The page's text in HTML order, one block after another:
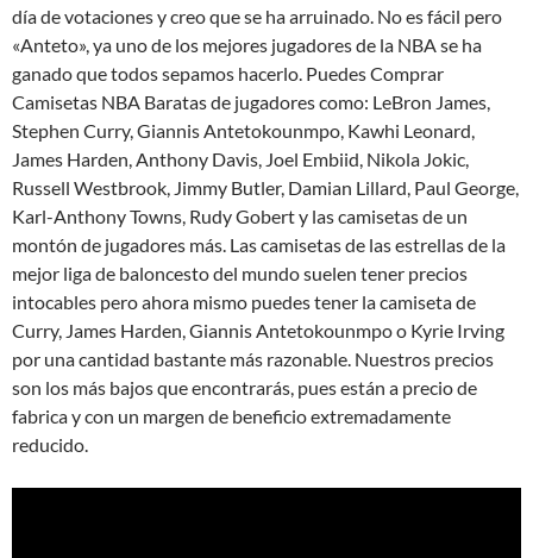
día de votaciones y creo que se ha arruinado. No es fácil pero
«Anteto», ya uno de los mejores jugadores de la NBA se ha
ganado que todos sepamos hacerlo. Puedes Comprar
Camisetas NBA Baratas de jugadores como: LeBron James,
Stephen Curry, Giannis Antetokounmpo, Kawhi Leonard,
James Harden, Anthony Davis, Joel Embiid, Nikola Jokic,
Russell Westbrook, Jimmy Butler, Damian Lillard, Paul George,
Karl-Anthony Towns, Rudy Gobert y las camisetas de un
montón de jugadores más. Las camisetas de las estrellas de la
mejor liga de baloncesto del mundo suelen tener precios
intocables pero ahora mismo puedes tener la camiseta de
Curry, James Harden, Giannis Antetokounmpo o Kyrie Irving
por una cantidad bastante más razonable. Nuestros precios
son los más bajos que encontrarás, pues están a precio de
fabrica y con un margen de beneficio extremadamente
reducido.